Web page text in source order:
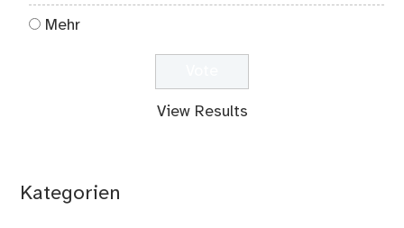
Mehr
View Results
Kategorien